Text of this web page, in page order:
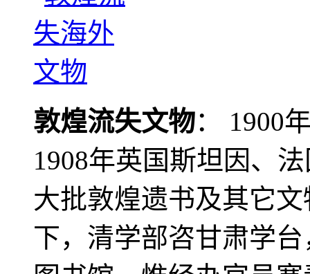
敦煌流失文物： 1900
1908年英国斯坦因、
大批敦煌遗书及其它
下，清学部咨甘肃学